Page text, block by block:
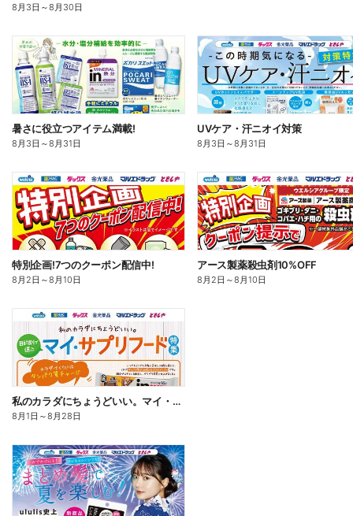
8月3日 ～8月30日
暑さに役立つアイテム満載!
8月3日 ～8月31日
UVケア・汗ニオイ対策
8月3日 ～8月31日
特別企画!7つのクーポン配信中!
8月2日 ～8月10日
アース製薬殺虫剤10%OFF
8月2日 ～8月10日
私のカラダにちょうどいい。マイ・サプリフード
8月1日 ～8月28日